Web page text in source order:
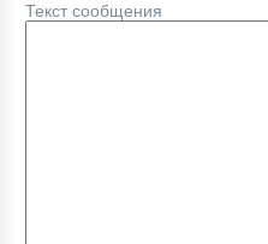
Текст сообщения